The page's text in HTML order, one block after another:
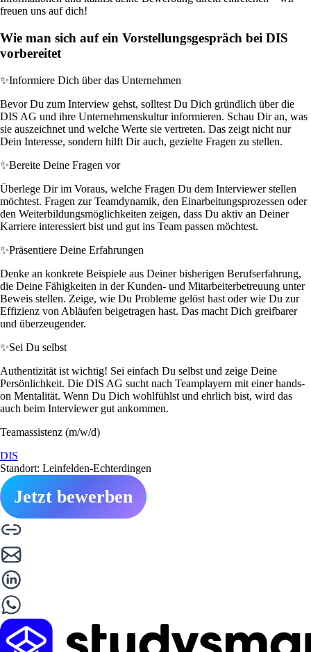
freuen uns auf dich!
Wie man sich auf ein Vorstellungsgespräch bei DIS
vorbereitet
✨Informiere Dich über das Unternehmen
Bevor Du zum Interview gehst, solltest Du Dich gründlich über die
DIS AG und ihre Unternehmenskultur informieren. Schau Dir an, was
sie auszeichnet und welche Werte sie vertreten. Das zeigt nicht nur
Dein Interesse, sondern hilft Dir auch, gezielte Fragen zu stellen.
✨Bereite Deine Fragen vor
Überlege Dir im Voraus, welche Fragen Du dem Interviewer stellen
möchtest. Fragen zur Teamdynamik, den Einarbeitungsprozessen oder
den Weiterbildungsmöglichkeiten zeigen, dass Du aktiv an Deiner
Karriere interessiert bist und gut ins Team passen möchtest.
✨Präsentiere Deine Erfahrungen
Denke an konkrete Beispiele aus Deiner bisherigen Berufserfahrung,
die Deine Fähigkeiten in der Kunden- und Mitarbeiterbetreuung unter
Beweis stellen. Zeige, wie Du Probleme gelöst hast oder wie Du zur
Effizienz von Abläufen beigetragen hast. Das macht Dich greifbarer
und überzeugender.
✨Sei Du selbst
Authentizität ist wichtig! Sei einfach Du selbst und zeige Deine
Persönlichkeit. Die DIS AG sucht nach Teamplayern mit einer hands-
on Mentalität. Wenn Du Dich wohlfühlst und ehrlich bist, wird das
auch beim Interviewer gut ankommen.
Teamassistenz (m/w/d)
DIS
Standort: Leinfelden-Echterdingen
Jetzt bewerben